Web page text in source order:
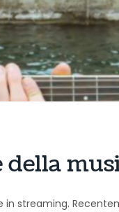
della
in streaming.